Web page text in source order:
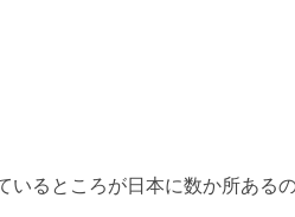
るところが日本に数か所ある